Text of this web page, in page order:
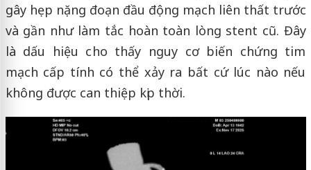
gây hẹp nặng đoạn đầu động mạch liên thất trước
và gần như làm tắc hoàn toàn lòng stent cũ. Đây
là dấu hiệu cho thấy nguy cơ biến chứng tim
mạch cấp tính có thể xảy ra bất cứ lúc nào nếu
không được can thiệp kịp thời.